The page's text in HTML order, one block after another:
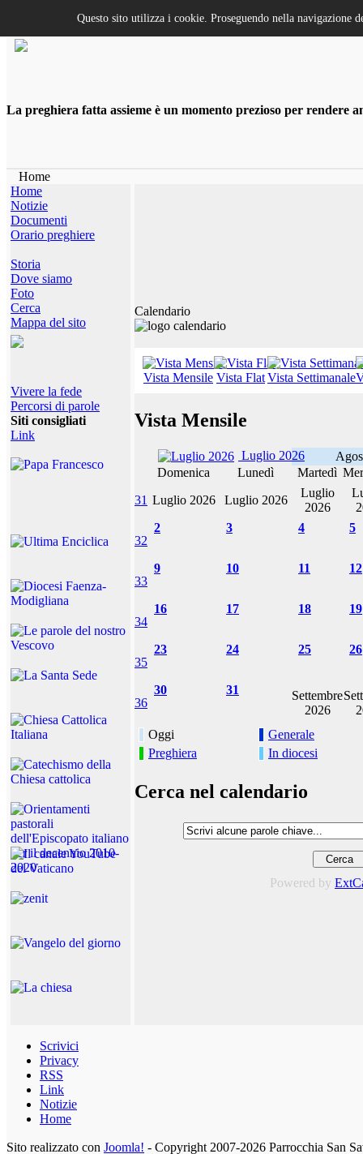
La preghiera fatta assieme è un momento prezioso per rendere
Home
Home
Notizie
Documenti
Orario preghiere
Storia
Dove siamo
Foto
Cerca
Mappa del sito
Vivere la fede
Percorsi di parole
Siti consigliati
Link
Calendario
Vista Mensile Vista FlatVista Settimanale
Vista Mensile
Luglio 2026
Domenica
Lunedì Martedì
31 Luglio 2026 Luglio 2026
Luglio
2026
32
2 3 4 5
33
9 10 11 12
34
16 17 18 19
35
23 24 25 26
36
30 31
Settembre
2026
Oggi
Generale
Preghiera
In diocesi
Cerca nel calendario
Powered by
Scrivici
Privacy
RSS
Link
Notizie
Home
Sito realizzato con Joomla! - Copyright 2007-2026 Parrocchia San
Questo sito utilizza i cookie. Proseguendo nella navigazione